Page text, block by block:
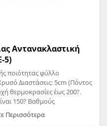
Αντανακλαστική
5)
ποιότητας φύλλο
Διαστάσεις: 5cm (Πόντος
150? Βαθμούς
Περισσότερα